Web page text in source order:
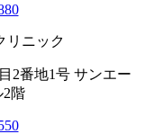
リニック
2番地1号 サンエー
2階